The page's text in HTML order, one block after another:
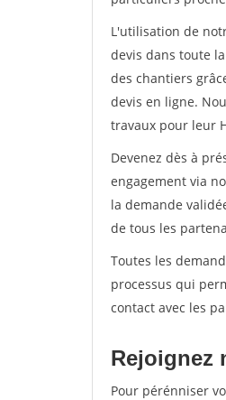
L'utilisation de
devis dans toute
des chantiers
devis en ligne.
travaux pour leur
Devenez dès à
engagement via
la demande
de tous les
Toutes les
processus qui
contact avec les
Rejoignez
Pour pérénniser